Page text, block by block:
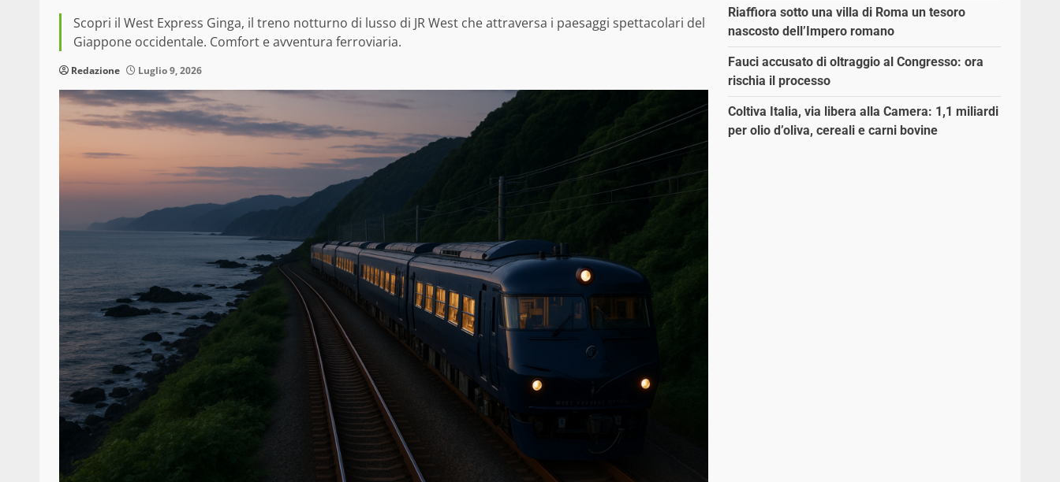
Scopri il West Express Ginga, il treno notturno di lusso di JR West che attraversa i paesaggi spettacolari del
Giappone occidentale. Comfort e avventura ferroviaria.
Redazione Luglio 9, 2026
Riaffiora sotto una villa di Roma un tesoro
nascosto dell’Impero romano
Fauci accusato di oltraggio al Congresso: ora
rischia il processo
Coltiva Italia, via libera alla Camera: 1,1 miliardi
per olio d’oliva, cereali e carni bovine